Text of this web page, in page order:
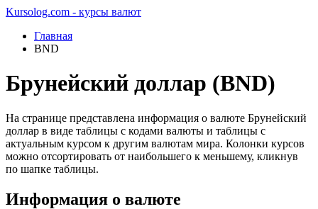
Kursolog.com - курсы валют
Главная
BND
Брунейский доллар (BND)
На странице представлена информация о валюте Брунейский
доллар в виде таблицы с кодами валюты и таблицы с
актуальным курсом к другим валютам мира. Колонки курсов
можно отсортировать от наибольшего к меньшему, кликнув
по шапке таблицы.
Информация о валюте